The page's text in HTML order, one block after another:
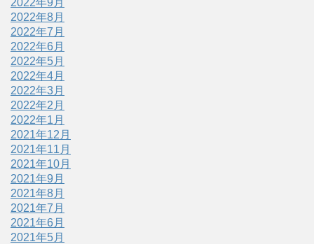
2022年9月
2022年8月
2022年7月
2022年6月
2022年5月
2022年4月
2022年3月
2022年2月
2022年1月
2021年12月
2021年11月
2021年10月
2021年9月
2021年8月
2021年7月
2021年6月
2021年5月